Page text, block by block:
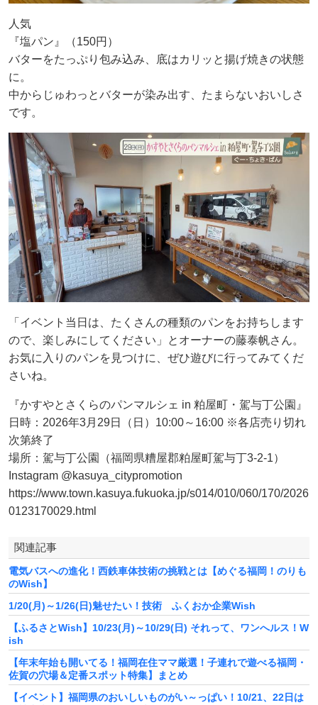
人気
『塩パン』（150円）
バターをたっぷり包み込み、底はカリッと揚げ焼きの状態
に。
中からじゅわっとバターが染み出す、たまらないおいしさ
です。
「イベント当日は、たくさんの種類のパンをお持ちします
ので、楽しみにしてください」とオーナーの藤泰帆さん。
お気に入りのパンを見つけに、ぜひ遊びに行ってみてくだ
さいね。
『かすやとさくらのパンマルシェ in 粕屋町・駕与丁公園』
日時：2026年3月29日（日）10:00～16:00 ※各店売り切れ
次第終了
場所：駕与丁公園（福岡県糟屋郡粕屋町駕与丁3-2-1）
Instagram @kasuya_citypromotion
https://www.town.kasuya.fukuoka.jp/s014/010/060/170/2026
0123170029.html
関連記事
電気バスへの進化！西鉄車体技術の挑戦とは【めぐる福岡！のりも
のWish】
1/20(月)～1/26(日)魅せたい！技術 ふくおか企業Wish
【ふるさとWish】10/23(月)～10/29(日) それって、ワンへルス！W
ish
【年末年始も開いてる！福岡在住ママ厳選！子連れで遊べる福岡・
佐賀の穴場＆定番スポット特集】まとめ
【イベント】福岡県のおいしいものがい～っぱい！10/21、22日は